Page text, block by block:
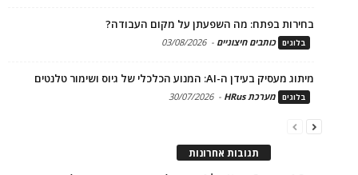
בחירות בפתח: מה השפעתן על מקום העבודה?
בלוגים כותבים חיצוניים -
03/08/2026
מיתוג מעסיק בעידן ה-AI: המנוע הכלכלי של גיוס ושימור טלנטים
בלוגים מערכת HRus -
30/07/2026
תגובות אחרונות